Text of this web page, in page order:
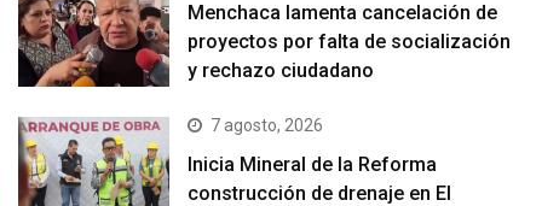
Menchaca lamenta cancelación de
proyectos por falta de socialización
y rechazo ciudadano
7 agosto, 2026
Inicia Mineral de la Reforma
construcción de drenaje en El